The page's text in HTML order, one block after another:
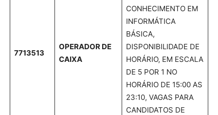
7713513
OPERADOR DE
CAIXA
CONHECIMENTO EM
INFORMÁTICA
BÁSICA,
DISPONIBILIDADE DE
HORÁRIO, EM ESCALA
DE 5 POR 1 NO
HORÁRIO DE 15:00 AS
23:10, VAGAS PARA
CANDIDATOS DE